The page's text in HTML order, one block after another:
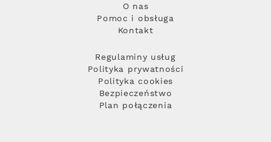
O nas
Pomoc i obsługa
Kontakt
Regulaminy usług
Polityka prywatności
Polityka cookies
Bezpieczeństwo
Plan połączenia